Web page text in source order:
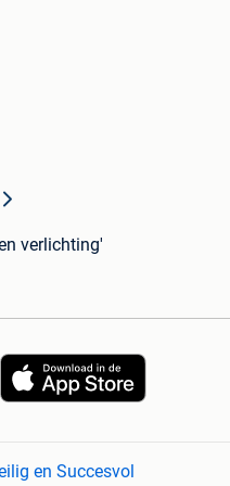
verlichting'
en Succesvol